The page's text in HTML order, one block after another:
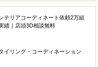
テリアコーディネート依頼2万組
績｜店頭3D相談無料
イリング・コーディネーション